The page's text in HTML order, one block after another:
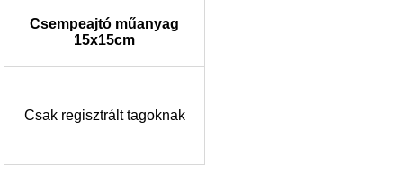
Csempeajtó műanyag
15x15cm
Csak regisztrált tagoknak